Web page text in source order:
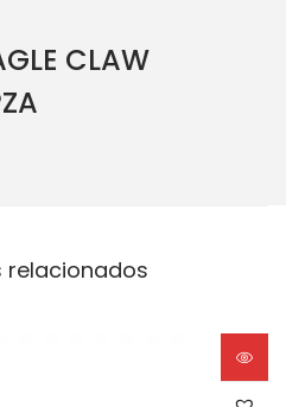
CLAW
relacionados